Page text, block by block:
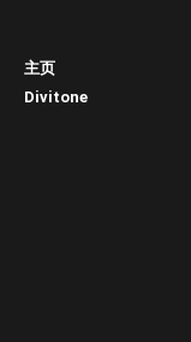
主页
Divitone